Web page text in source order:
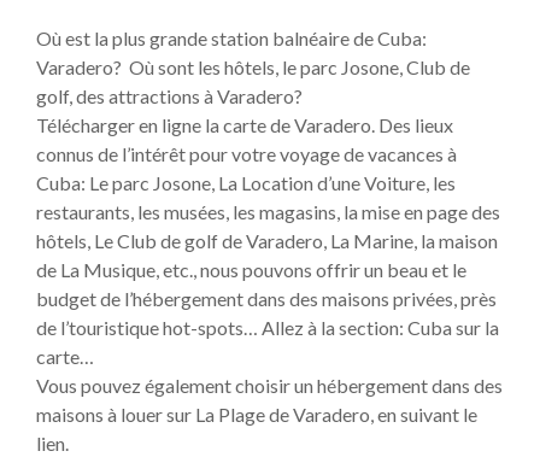
Où est la plus grande station balnéaire de Cuba:
Varadero? Où sont les hôtels, le parc Josone, Club de
golf, des attractions à Varadero?
Télécharger en ligne la carte de Varadero. Des lieux
connus de l’intérêt pour votre voyage de vacances à
Cuba: Le parc Josone, La Location d’une Voiture, les
restaurants, les musées, les magasins, la mise en page des
hôtels, Le Club de golf de Varadero, La Marine, la maison
de La Musique, etc., nous pouvons offrir un beau et le
budget de l’hébergement dans des maisons privées, près
de l’touristique hot-spots… Allez à la section: Cuba sur la
carte…
Vous pouvez également choisir un hébergement dans des
maisons à louer sur La Plage de Varadero, en suivant le
lien.